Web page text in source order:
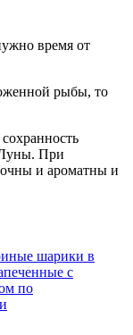
время от
рыбы, то
Луны. При
и ароматны и
шарики в
с
по